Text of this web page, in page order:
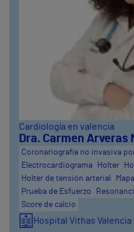
Cardiología en valencia
Dra. Carmen Arveras
Coronariografía no invasiva
Electrocardiograma
Holter
Holter de tensión arterial
Prueba de Esfuerzo
Score de calcio
Hospital Vithas Valencia